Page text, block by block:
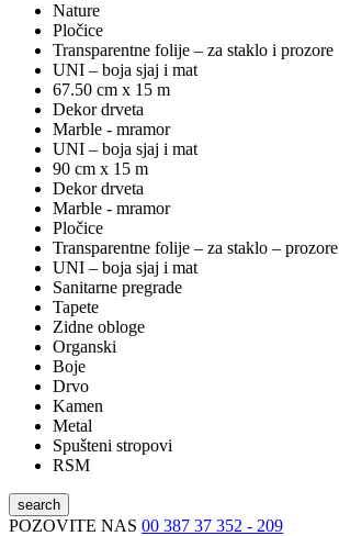
Nature
Pločice
Transparentne folije – za staklo i prozore
UNI – boja sjaj i mat
67.50 cm x 15 m
Dekor drveta
Marble - mramor
UNI – boja sjaj i mat
90 cm x 15 m
Dekor drveta
Marble - mramor
Pločice
Transparentne folije – za staklo – prozore
UNI – boja sjaj i mat
Sanitarne pregrade
Tapete
Zidne obloge
Organski
Boje
Drvo
Kamen
Metal
Spušteni stropovi
RSM
search
POZOVITE NAS 00 387 37 352 - 209